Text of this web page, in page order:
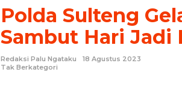
Gelar
Olahraga
Bersama
Sambut
Hari
Polda Sulteng
Sambut Hari Jadi
Redaksi Palu Ngataku
18 Agustus 2023
Tak Berkategori